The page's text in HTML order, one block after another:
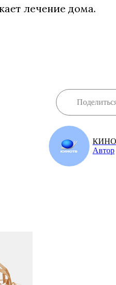
лечение дома.
Автор